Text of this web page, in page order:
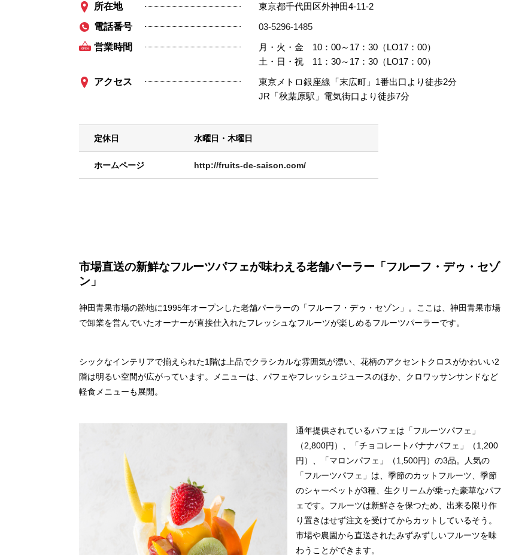
所在地
東京都千代田区外神田4-11-2
電話番号
03-5296-1485
営業時間
月・火・金 10：00～17：30（LO17：00）
土・日・祝 11：30～17：30（LO17：00）
アクセス
東京メトロ銀座線「末広町」1番出口より徒歩2分
JR「秋葉原駅」電気街口より徒歩7分
定休日 水曜日・木曜日
ホームページ http://fruits-de-saison.com/
市場直送の新鮮なフルーツパフェが味わえる老舗パーラー「フルーフ・デゥ・セゾ
ン」
神田青果市場の跡地に1995年オープンした老舗パーラーの「フルーフ・デゥ・セゾン」。ここは、神田青果市場
で卸業を営んでいたオーナーが直接仕入れたフレッシュなフルーツが楽しめるフルーツパーラーです。
シックなインテリアで揃えられた1階は上品でクラシカルな雰囲気が漂い、花柄のアクセントクロスがかわいい2
階は明るい空間が広がっています。メニューは、パフェやフレッシュジュースのほか、クロワッサンサンドなど
軽食メニューも展開。
通年提供されているパフェは「フルーツパフェ」
（2,800円）、「チョコレートバナナパフェ」（1,200
円）、「マロンパフェ」（1,500円）の3品。人気の
「フルーツパフェ」は、季節のカットフルーツ、季節
のシャーベットが3種、生クリームが乗った豪華なパフ
ェです。フルーツは新鮮さを保つため、出来る限り作
り置きはせず注文を受けてからカットしているそう。
市場や農園から直送されたみずみずしいフルーツを味
わうことができます。